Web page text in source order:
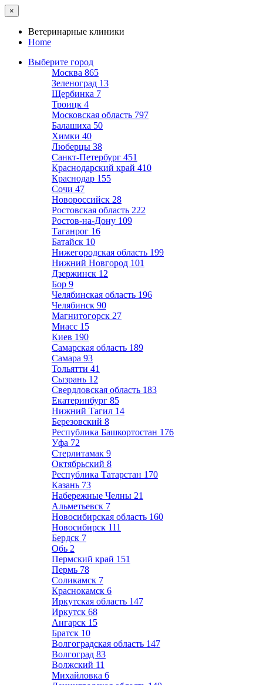
×
Ветеринарные клиники
Home
Выберите город
Москва 865
Зеленоград 13
Щербинка 7
Троицк 4
Московская область 797
Балашиха 50
Химки 40
Люберцы 38
Санкт-Петербург 451
Краснодарский край 410
Краснодар 155
Сочи 47
Новороссийск 28
Ростовская область 222
Ростов-на-Дону 109
Таганрог 16
Батайск 10
Нижегородская область 199
Нижний Новгород 101
Дзержинск 12
Бор 9
Челябинская область 196
Челябинск 90
Магнитогорск 27
Миасс 15
Киев 190
Самарская область 189
Самара 93
Тольятти 41
Сызрань 12
Свердловская область 183
Екатеринбург 85
Нижний Тагил 14
Березовский 8
Республика Башкортостан 176
Уфа 72
Стерлитамак 9
Октябрьский 8
Республика Татарстан 170
Казань 73
Набережные Челны 21
Альметьевск 7
Новосибирская область 160
Новосибирск 111
Бердск 7
Обь 2
Пермский край 151
Пермь 78
Соликамск 7
Краснокамск 6
Иркутская область 147
Иркутск 68
Ангарск 15
Братск 10
Волгоградская область 147
Волгоград 83
Волжский 11
Михайловка 6